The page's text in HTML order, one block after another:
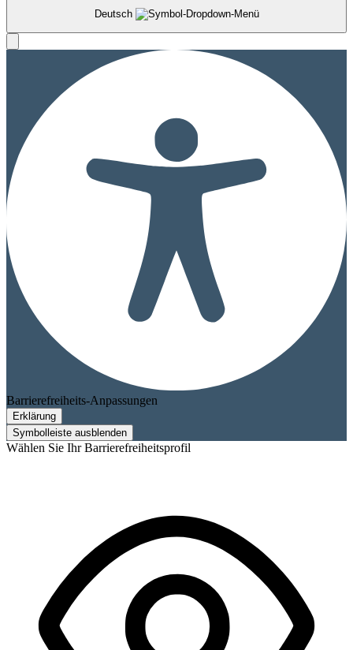
Deutsch
Barrierefreiheits-Anpassungen
Erklärung
Symbolleiste ausblenden
Wählen Sie Ihr Barrierefreiheitsprofil